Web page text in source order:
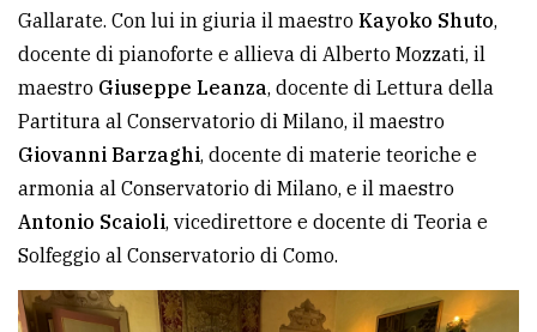
Gallarate. Con lui in giuria il maestro Kayoko Shuto,
docente di pianoforte e allieva di Alberto Mozzati, il
maestro Giuseppe Leanza, docente di Lettura della
Partitura al Conservatorio di Milano, il maestro
Giovanni Barzaghi, docente di materie teoriche e
armonia al Conservatorio di Milano, e il maestro
Antonio Scaioli, vicedirettore e docente di Teoria e
Solfeggio al Conservatorio di Como.